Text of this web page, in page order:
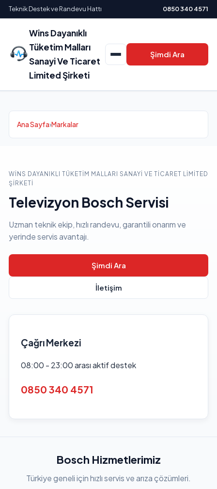
Teknik Destek ve Randevu Hattı 0850 340 4571
Wins Dayanıklı
Tüketim Malları
Sanayi Ve Ticaret
Limited Şirketi
Şimdi Ara
Ana Sayfa›Markalar
WINS DAYANIKLI TÜKETIM MALLARI SANAYI VE TICARET LIMITED
ŞIRKETI
Televizyon Bosch Servisi
Uzman teknik ekip, hızlı randevu, garantili onarım ve
yerinde servis avantajı.
Şimdi Ara
İletişim
Çağrı Merkezi
08:00 - 23:00 arası aktif destek
0850 340 4571
Bosch Hizmetlerimiz
Türkiye geneli için hızlı servis ve arıza çözümleri.